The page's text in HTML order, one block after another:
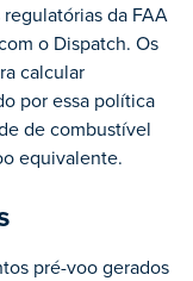
da FAA
o Dispatch. Os
calcular
por essa política
de combustível
equivalente.
pré-voo gerados